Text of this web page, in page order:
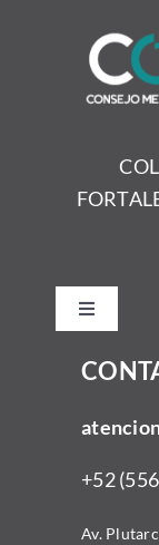
Toggle
+52
Av.